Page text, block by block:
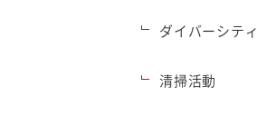
ダイバーシティ
清掃活動